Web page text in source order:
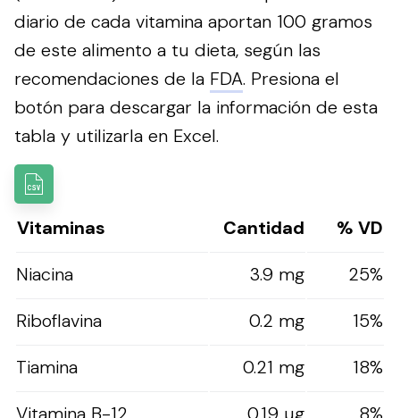
diario de cada vitamina aportan 100 gramos
de este alimento a tu dieta, según las
recomendaciones de la FDA. Presiona el
botón para descargar la información de esta
tabla y utilizarla en Excel.
Vitaminas Cantidad
% VD
Niacina
3.9 mg
25%
Riboflavina
0.2 mg
15%
Tiamina
0.21 mg
18%